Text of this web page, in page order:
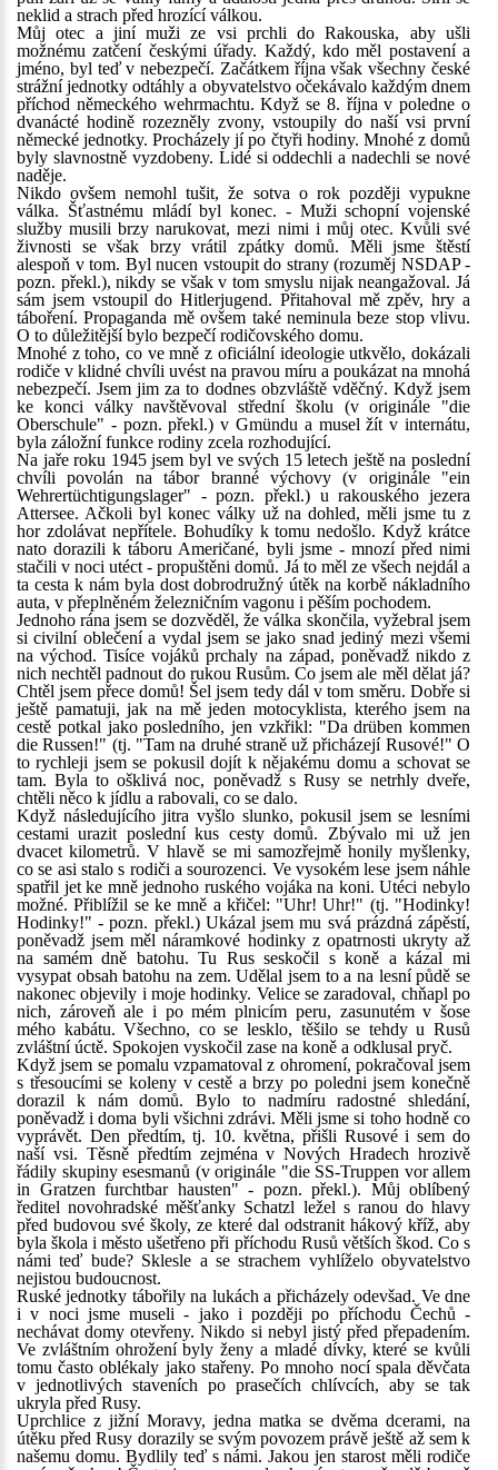
neklid a strach před hrozící válkou.
Můj otec a jiní muži ze vsi prchli do Rakouska, aby ušli
možnému zatčení českými úřady. Každý, kdo měl postavení a
jméno, byl teď v nebezpečí. Začátkem října však všechny české
strážní jednotky odtáhly a obyvatelstvo očekávalo každým dnem
příchod německého wehrmachtu. Když se 8. října v poledne o
dvanácté hodině rozezněly zvony, vstoupily do naší vsi první
německé jednotky. Procházely jí po čtyři hodiny. Mnohé z domů
byly slavnostně vyzdobeny. Lidé si oddechli a nadechli se nové
naděje.
Nikdo ovšem nemohl tušit, že sotva o rok později vypukne
válka. Šťastnému mládí byl konec. - Muži schopní vojenské
služby musili brzy narukovat, mezi nimi i můj otec. Kvůli své
živnosti se však brzy vrátil zpátky domů. Měli jsme štěstí
alespoň v tom. Byl nucen vstoupit do strany (rozuměj NSDAP -
pozn. překl.), nikdy se však v tom smyslu nijak neangažoval. Já
sám jsem vstoupil do Hitlerjugend. Přitahoval mě zpěv, hry a
táboření. Propaganda mě ovšem také neminula beze stop vlivu.
O to důležitější bylo bezpečí rodičovského domu.
Mnohé z toho, co ve mně z oficiální ideologie utkvělo, dokázali
rodiče v klidné chvíli uvést na pravou míru a poukázat na mnohá
nebezpečí. Jsem jim za to dodnes obzvláště vděčný. Když jsem
ke konci války navštěvoval střední školu (v originále "die
Oberschule" - pozn. překl.) v Gmündu a musel žít v internátu,
byla záložní funkce rodiny zcela rozhodující.
Na jaře roku 1945 jsem byl ve svých 15 letech ještě na poslední
chvíli povolán na tábor branné výchovy (v originále "ein
Wehrertüchtigungslager" - pozn. překl.) u rakouského jezera
Attersee. Ačkoli byl konec války už na dohled, měli jsme tu z
hor zdolávat nepřítele. Bohudíky k tomu nedošlo. Když krátce
nato dorazili k táboru Američané, byli jsme - mnozí před nimi
stačili v noci utéct - propuštěni domů. Já to měl ze všech nejdál a
ta cesta k nám byla dost dobrodružný útěk na korbě nákladního
auta, v přeplněném železničním vagonu i pěším pochodem.
Jednoho rána jsem se dozvěděl, že válka skončila, vyžebral jsem
si civilní oblečení a vydal jsem se jako snad jediný mezi všemi
na východ. Tisíce vojáků prchaly na západ, poněvadž nikdo z
nich nechtěl padnout do rukou Rusům. Co jsem ale měl dělat já?
Chtěl jsem přece domů! Šel jsem tedy dál v tom směru. Dobře si
ještě pamatuji, jak na mě jeden motocyklista, kterého jsem na
cestě potkal jako posledního, jen vzkřikl: "Da drüben kommen
die Russen!" (tj. "Tam na druhé straně už přicházejí Rusové!" O
to rychleji jsem se pokusil dojít k nějakému domu a schovat se
tam. Byla to ošklivá noc, poněvadž s Rusy se netrhly dveře,
chtěli něco k jídlu a rabovali, co se dalo.
Když následujícího jitra vyšlo slunko, pokusil jsem se lesními
cestami urazit poslední kus cesty domů. Zbývalo mi už jen
dvacet kilometrů. V hlavě se mi samozřejmě honily myšlenky,
co se asi stalo s rodiči a sourozenci. Ve vysokém lese jsem náhle
spatřil jet ke mně jednoho ruského vojáka na koni. Utéci nebylo
možné. Přiblížil se ke mně a křičel: "Uhr! Uhr!" (tj. "Hodinky!
Hodinky!" - pozn. překl.) Ukázal jsem mu svá prázdná zápěstí,
poněvadž jsem měl náramkové hodinky z opatrnosti ukryty až
na samém dně batohu. Tu Rus seskočil s koně a kázal mi
vysypat obsah batohu na zem. Udělal jsem to a na lesní půdě se
nakonec objevily i moje hodinky. Velice se zaradoval, chňapl po
nich, zároveň ale i po mém plnicím peru, zasunutém v šose
mého kabátu. Všechno, co se lesklo, těšilo se tehdy u Rusů
zvláštní úctě. Spokojen vyskočil zase na koně a odklusal pryč.
Když jsem se pomalu vzpamatoval z ohromení, pokračoval jsem
s třesoucími se koleny v cestě a brzy po poledni jsem konečně
dorazil k nám domů. Bylo to nadmíru radostné shledání,
poněvadž i doma byli všichni zdrávi. Měli jsme si toho hodně co
vyprávět. Den předtím, tj. 10. května, přišli Rusové i sem do
naší vsi. Těsně předtím zejména v Nových Hradech hrozivě
řádily skupiny esesmanů (v originále "die SS-Truppen vor allem
in Gratzen furchtbar hausten" - pozn. překl.). Můj oblíbený
ředitel novohradské měšťanky Schatzl ležel s ranou do hlavy
před budovou své školy, ze které dal odstranit hákový kříž, aby
byla škola i město ušetřeno při příchodu Rusů větších škod. Co s
námi teď bude? Sklesle a se strachem vyhlíželo obyvatelstvo
nejistou budoucnost.
Ruské jednotky tábořily na lukách a přicházely odevšad. Ve dne
i v noci jsme museli - jako i později po příchodu Čechů -
nechávat domy otevřeny. Nikdo si nebyl jistý před přepadením.
Ve zvláštním ohrožení byly ženy a mladé dívky, které se kvůli
tomu často oblékaly jako stařeny. Po mnoho nocí spala děvčata
v jednotlivých staveních po prasečích chlívcích, aby se tak
ukryla před Rusy.
Uprchlice z jižní Moravy, jedna matka se dvěma dcerami, na
útěku před Rusy dorazily se svým povozem právě ještě až sem k
našemu domu. Bydlily teď s námi. Jakou jen starost měli rodiče